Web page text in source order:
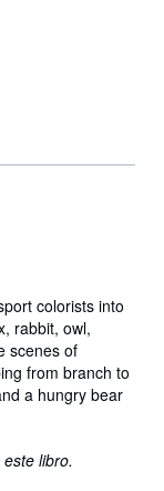
colorists into
rabbit, owl,
scenes of
from branch to
a hungry bear
libro.